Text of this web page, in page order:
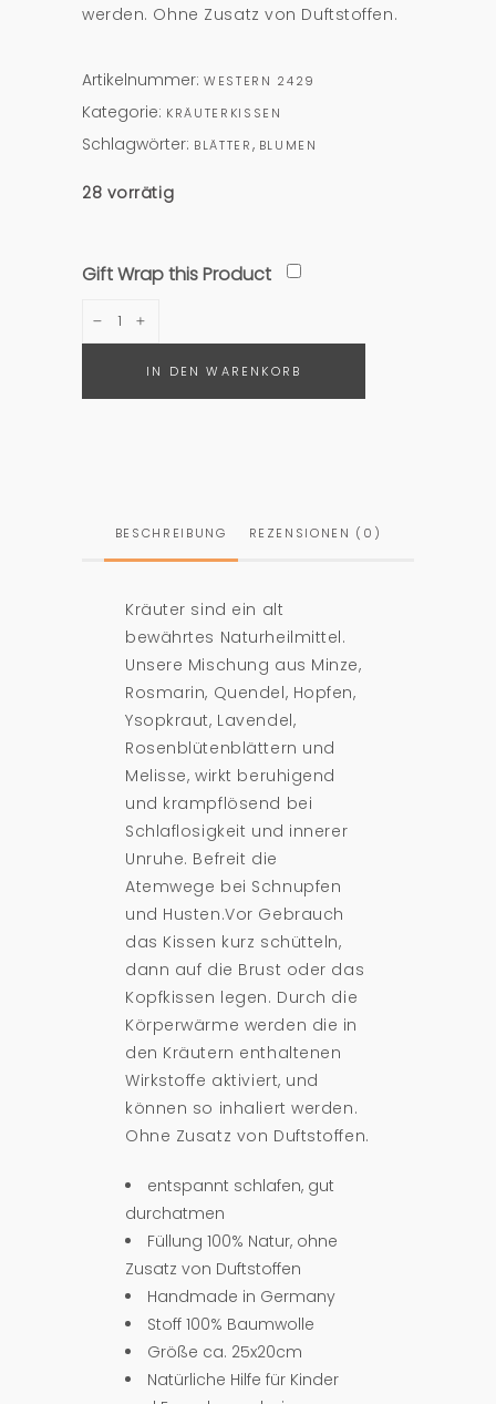
werden. Ohne Zusatz von Duftstoffen.
Artikelnummer: WESTERN 2429
Kategorie: KRÄUTERKISSEN
Schlagwörter: BLÄTTER, BLUMEN
28 vorrätig
Gift Wrap this Product
Kräuterkissen
"
Western"
quantity
IN DEN WARENKORB
BESCHREIBUNG REZENSIONEN (0)
Kräuter sind ein alt
bewährtes Naturheilmittel.
Unsere Mischung aus Minze,
Rosmarin, Quendel, Hopfen,
Ysopkraut, Lavendel,
Rosenblütenblättern und
Melisse, wirkt beruhigend
und krampflösend bei
Schlaflosigkeit und innerer
Unruhe. Befreit die
Atemwege bei Schnupfen
und Husten.Vor Gebrauch
das Kissen kurz schütteln,
dann auf die Brust oder das
Kopfkissen legen. Durch die
Körperwärme werden die in
den Kräutern enthaltenen
Wirkstoffe aktiviert, und
können so inhaliert werden.
Ohne Zusatz von Duftstoffen.
entspannt schlafen, gut
durchatmen
Füllung 100% Natur, ohne
Zusatz von Duftstoffen
Handmade in Germany
Stoff 100% Baumwolle
Größe ca. 25x20cm
Natürliche Hilfe für Kinder